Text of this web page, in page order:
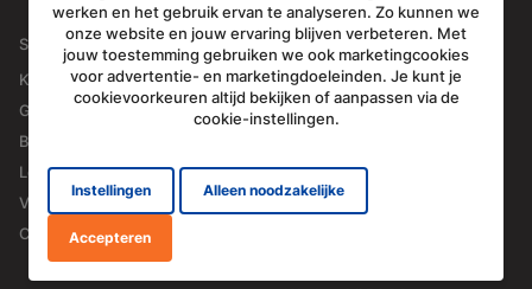
werken en het gebruik ervan te analyseren. Zo kunnen we
onze website en jouw ervaring blijven verbeteren. Met
jouw toestemming gebruiken we ook marketingcookies
voor advertentie- en marketingdoeleinden. Je kunt je
cookievoorkeuren altijd bekijken of aanpassen via de
cookie-instellingen.
Instellingen Alleen noodzakelijke
Accepteren
Service
Klant worden
Garantie en retourneren
Bestellen en betalen
Levering
Veelgestelde vragen
Contact
Over RACA
Wie wij zijn
Wat wij doen
Onze merken
Het team van RACA